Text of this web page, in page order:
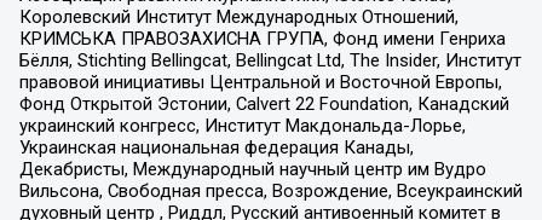
Королевский Институт Международных Отношений,
КРИМСЬКА ПРАВОЗАХИСНА ГРУПА, Фонд имени Генриха
Бёлля, Stichting Bellingcat, Bellingcat Ltd, The Insider, Институт
правовой инициативы Центральной и Восточной Европы,
Фонд Открытой Эстонии, Calvert 22 Foundation, Канадский
украинский конгресс, Институт Макдональда-Лорье,
Украинская национальная федерация Канады,
Декабристы, Международный научный центр им Вудро
Вильсона, Свободная пресса, Возрождение, Всеукраинский
духовный центр , Риддл, Русский антивоенный комитет в